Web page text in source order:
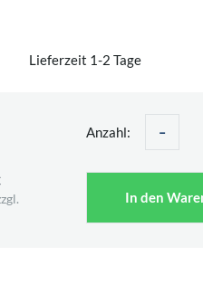
Lieferzeit 1-2 Tage
Anzahl: -
In den